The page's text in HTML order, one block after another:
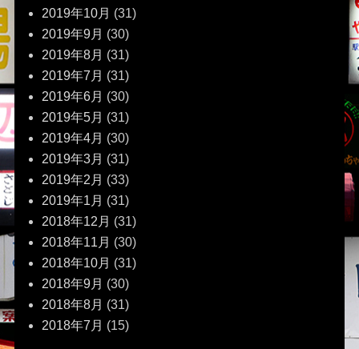
2019年10月 (31)
2019年9月 (30)
2019年8月 (31)
2019年7月 (31)
2019年6月 (30)
2019年5月 (31)
2019年4月 (30)
2019年3月 (31)
2019年2月 (33)
2019年1月 (31)
2018年12月 (31)
2018年11月 (30)
2018年10月 (31)
2018年9月 (30)
2018年8月 (31)
2018年7月 (15)